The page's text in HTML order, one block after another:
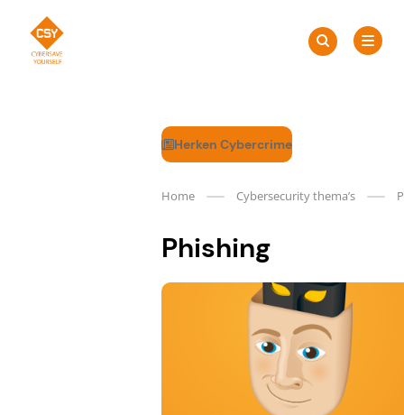
naar
CSY
Zoeken
naar:
Zoeken
Herken Cybercrime
Home Cybersecurity thema’s
Phishing